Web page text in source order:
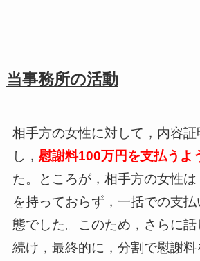
当事務所の活動
相手方の女性に対して，内容
し， 慰謝料100万円を支払うよ
た。ところが，相手方の女性
を持っておらず，一括での支
態でした。このため，さらに
続け，最終的に，分割で慰謝料